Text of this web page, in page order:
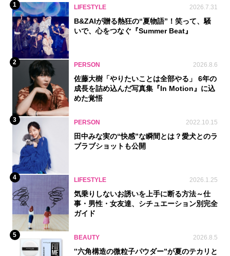
1 LIFESTYLE 2026.7.31
B&ZAIが贈る熱狂の“夏物語”！笑って、騒
いで、心をつなぐ『Summer Beat』
2 PERSON 2026.8.6
佐藤大樹「やりたいことは全部やる」 6年の
成長を詰め込んだ写真集『In Motion』に込
めた覚悟
3 PERSON 2022.10.15
田中みな実の“快感”な瞬間とは？愛犬とのラ
ブラブショットも公開
4 LIFESTYLE 2026.1.25
気乗りしないお誘いを上手に断る方法～仕
事・男性・女友達、シチュエーション別完全
ガイド
5 BEAUTY 2026.8.5
‟六角構造の微粒子パウダー”が夏のテカリと